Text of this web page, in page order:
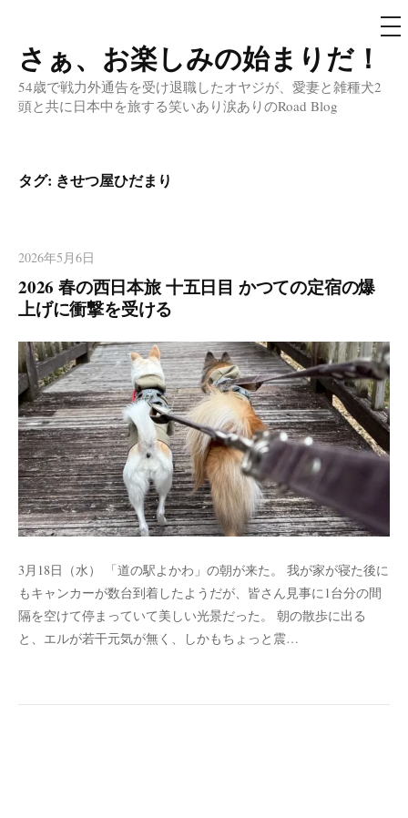
コ
ン
テ
へ
ッ
さぁ、お楽しみの始まりだ！
54歳で戦力外通告を受け退職したオヤジが、愛妻と雑種犬2
頭と共に日本中を旅する笑いあり涙ありのRoad Blog
メ
ニ
タグ: きせつ屋ひだまり
2026年5月6日
2026 春の西日本旅 十五日目 かつての定宿の爆
上げに衝撃を受ける
3月18日（水） 「道の駅よかわ」の朝が来た。 我が家が寝た後に
もキャンカーが数台到着したようだが、皆さん見事に1台分の間
隔を空けて停まっていて美しい光景だった。 朝の散歩に出る
と、エルが若干元気が無く、しかもちょっと震…